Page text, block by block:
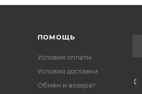
ПОМОЩЬ
Условия оплаты
Условия доставки
Обмен и возврат